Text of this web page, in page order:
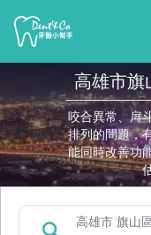
高雄市旗
咬合異常、戽
排列的問題，
能同時改善功
高雄市 旗山